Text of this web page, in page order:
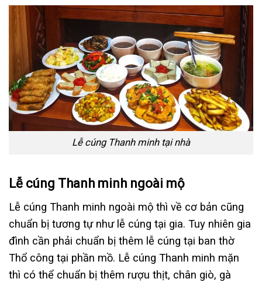
Lễ cúng Thanh minh tại nhà
Lễ cúng Thanh minh ngoài mộ
Lễ cúng Thanh minh ngoài mộ thì về cơ bản cũng
chuẩn bị tương tự như lễ cúng tại gia. Tuy nhiên gia
đình cần phải chuẩn bị thêm lễ cúng tại ban thờ
Thổ công tại phần mồ. Lễ cúng Thanh minh mặn
thì có thể chuẩn bị thêm rượu thịt, chân giò, gà